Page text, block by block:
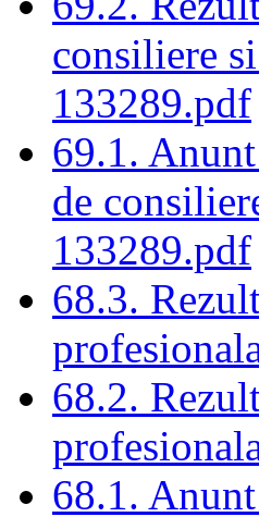
consiliere
133289.pdf
69.1.
de
133289.pdf
68.3.
68.2.
68.1.